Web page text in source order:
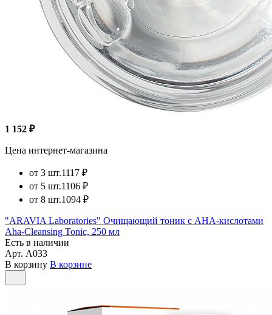
1 152 ₽
Цена интернет-магазина
от 3 шт.1117 ₽
от 5 шт.1106 ₽
от 8 шт.1094 ₽
"ARAVIA Laboratories" Очищающий тоник с AHA-кислотами
Aha-Cleansing Tonic, 250 мл
Есть в наличии
Арт. А033
В корзину В корзине